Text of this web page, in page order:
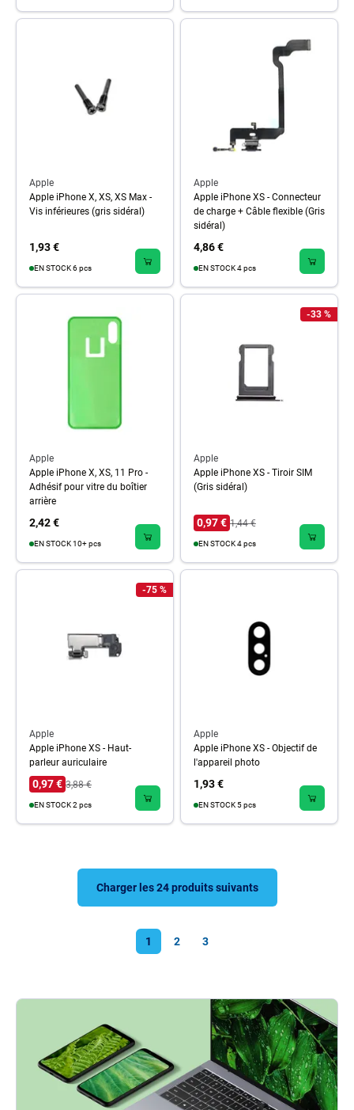
Apple
Apple iPhone X, XS, XS Max -
Vis inférieures (gris sidéral)
1,93 €
EN STOCK 6 pcs
Apple
Apple iPhone XS - Connecteur
de charge + Câble flexible (Gris
sidéral)
4,86 €
EN STOCK 4 pcs
Apple
Apple iPhone X, XS, 11 Pro -
Adhésif pour vitre du boîtier
arrière
2,42 €
EN STOCK 10+ pcs
-33 %
Apple
Apple iPhone XS - Tiroir SIM
(Gris sidéral)
0,97 € 1,44 €
EN STOCK 4 pcs
-75 %
Apple
Apple iPhone XS - Haut-
parleur auriculaire
0,97 € 3,88 €
EN STOCK 2 pcs
Apple
Apple iPhone XS - Objectif de
l'appareil photo
1,93 €
EN STOCK 5 pcs
Charger les 24 produits suivants
1 2 3